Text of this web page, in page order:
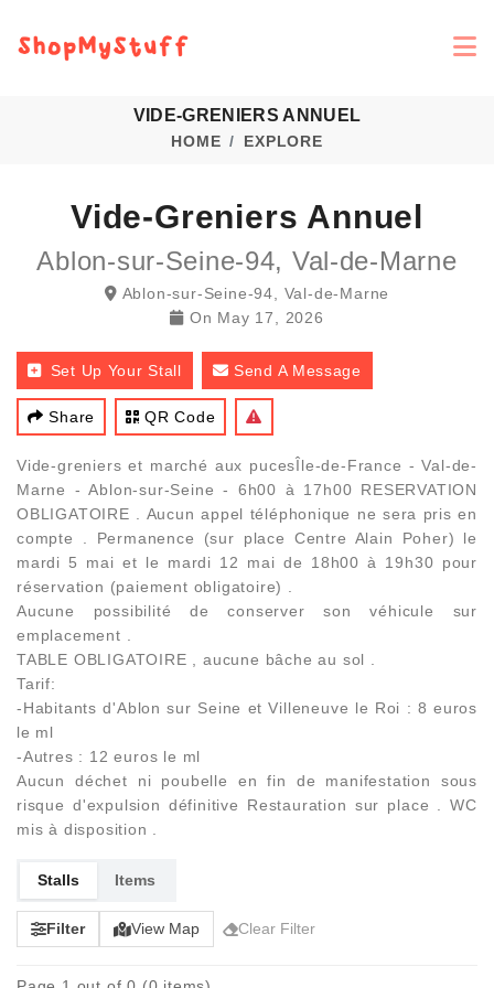
VIDE-GRENIERS ANNUEL
HOME EXPLORE
Vide-Greniers Annuel
Ablon-sur-Seine-94, Val-de-Marne
Ablon-sur-Seine-94, Val-de-Marne
On May 17, 2026
Set Up Your Stall Send A Message
Share QR Code
Vide-greniers et marché aux pucesÎle-de-France - Val-de-
Marne - Ablon-sur-Seine - 6h00 à 17h00 RESERVATION
OBLIGATOIRE . Aucun appel téléphonique ne sera pris en
compte . Permanence (sur place Centre Alain Poher) le
mardi 5 mai et le mardi 12 mai de 18h00 à 19h30 pour
réservation (paiement obligatoire) .
Aucune possibilité de conserver son véhicule sur
emplacement .
TABLE OBLIGATOIRE , aucune bâche au sol .
Tarif:
-Habitants d'Ablon sur Seine et Villeneuve le Roi : 8 euros
le ml
-Autres : 12 euros le ml
Aucun déchet ni poubelle en fin de manifestation sous
risque d'expulsion définitive Restauration sur place . WC
mis à disposition .
Stalls Items
Filter View Map Clear Filter